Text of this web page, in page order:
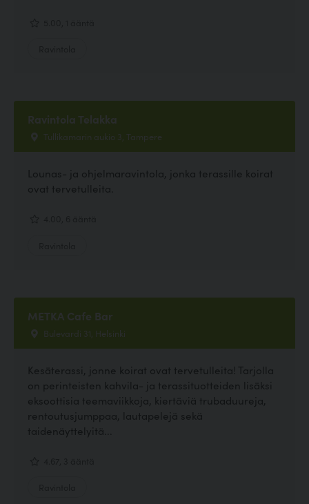
Ravintola Telakka
Tullikamarin aukio 3, Tampere
Lounas- ja ohjelmaravintola, jonka terassille koirat
ovat tervetulleita.
METKA Cafe Bar
Bulevardi 31, Helsinki
Kesäterassi, jonne koirat ovat tervetulleita! Tarjolla
on perinteisten kahvila- ja terassituotteiden lisäksi
eksoottisia teemaviikkoja, kiertäviä trubaduureja,
rentoutusjumppaa, lautapelejä sekä
taidenäyttelyitä...